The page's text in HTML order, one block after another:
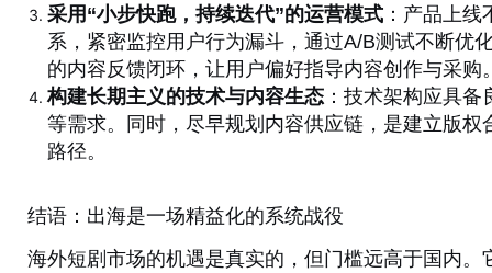
采用“小步快跑，持续迭代”的运营模式 ：产品上
系，紧密监控用户行为漏斗，通过A/B测试不断优
的内容反馈闭环，让用户偏好指导内容创作与采购
构建长期主义的技术与内容生态 ：技术架构应具
等需求。同时，尽早规划内容供应链，是建立版
路径。
结语：出海是一场精益化的系统战役
海外短剧市场的机遇是真实的，但门槛远高于国内